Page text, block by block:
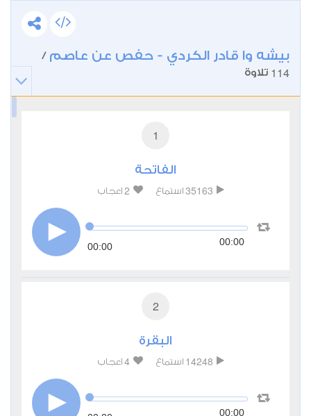
بيشه وا قادر الكردي - حفص عن عاصم /
114 تلاوة
1
الفاتحة
35163 استماع 2 اعجاب
00:00 00:00
2
البقرة
14248 استماع 4 اعجاب
00:00